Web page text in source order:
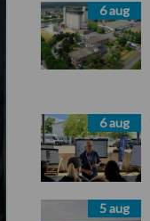
6 aug
6 aug
5 aug